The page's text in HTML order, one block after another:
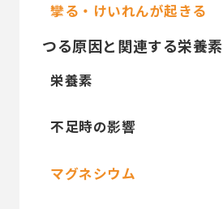
攣る・けいれんが起きる
つる原因と関連する栄養素
栄養素
不足時の影響
マグネシウム